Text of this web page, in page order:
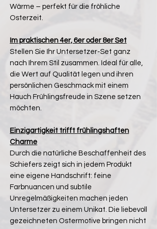
Wärme – perfekt für die fröhliche
Osterzeit.
Im praktischen 4er, 6er oder 8er Set
Stellen Sie Ihr Untersetzer-Set ganz
nach Ihrem Stil zusammen. Ideal für alle,
die Wert auf Qualität legen und ihren
persönlichen Geschmack mit einem
Hauch Frühlingsfreude in Szene setzen
möchten.
Einzigartigkeit trifft frühlingshaften
Charme
Durch die natürliche Beschaffenheit des
Schiefers zeigt sich in jedem Produkt
eine eigene Handschrift: feine
Farbnuancen und subtile
Unregelmäßigkeiten machen jeden
Untersetzer zu einem Unikat. Die liebevoll
gezeichneten Ostermotive bringen nicht